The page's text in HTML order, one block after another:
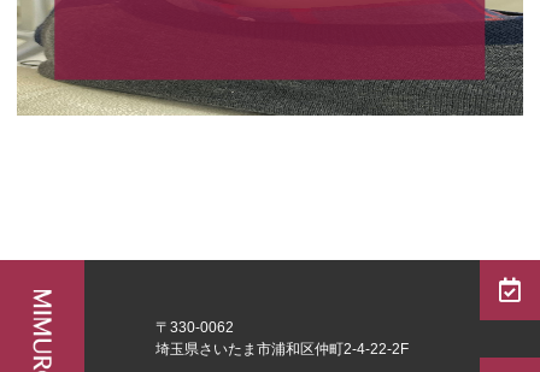
〒330-0062
埼玉県さいたま市浦和区仲町2-4-22-2F